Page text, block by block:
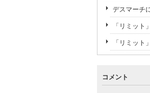
デスマーチ
「リミット
「リミット
コメント